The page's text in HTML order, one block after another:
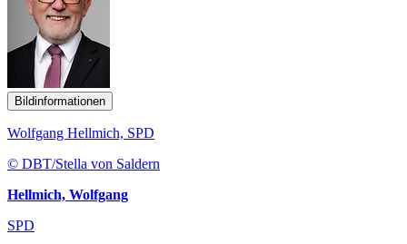
Bildinformationen
Wolfgang Hellmich, SPD
© DBT/Stella von Saldern
Hellmich, Wolfgang
SPD